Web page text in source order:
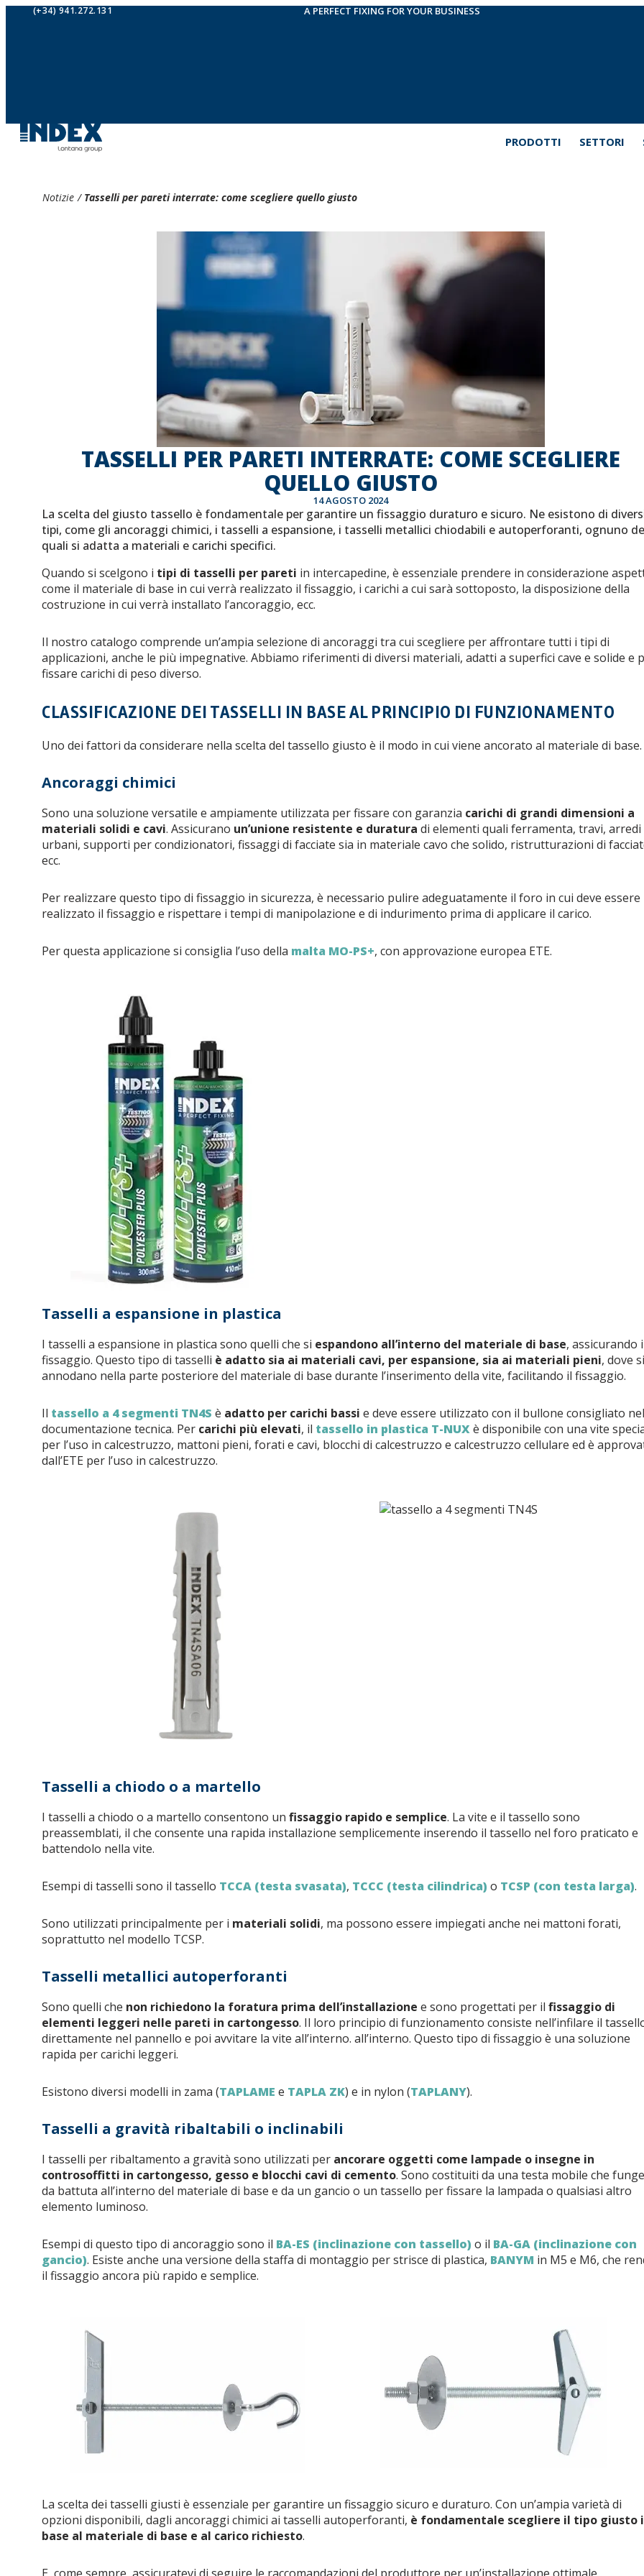
(+34) 941.272.131 A PERFECT FIXING FOR YOUR BUSINESS
PRODOTTI SETTORI
Notizie / Tasselli per pareti interrate: come scegliere quello giusto
TASSELLI PER PARETI INTERRATE: COME SCEGLIERE
QUELLO GIUSTO
14 AGOSTO 2024
La scelta del giusto tassello è fondamentale per garantire un fissaggio duraturo e sicuro. Ne esistono di
tipi, come gli ancoraggi chimici, i tasselli a espansione, i tasselli metallici chiodabili e autoperforanti, ognuno
quali si adatta a materiali e carichi specifici.
Quando si scelgono i tipi di tasselli per pareti in intercapedine, è essenziale prendere in considerazione
come il materiale di base in cui verrà realizzato il fissaggio, i carichi a cui sarà sottoposto, la disposizione della
costruzione in cui verrà installato l’ancoraggio, ecc.
Il nostro catalogo comprende un’ampia selezione di ancoraggi tra cui scegliere per affrontare tutti i tipi di
applicazioni, anche le più impegnative. Abbiamo riferimenti di diversi materiali, adatti a superfici cave e solide e
fissare carichi di peso diverso.
CLASSIFICAZIONE DEI TASSELLI IN BASE AL PRINCIPIO DI FUNZIONAMENTO
Uno dei fattori da considerare nella scelta del tassello giusto è il modo in cui viene ancorato al materiale di base.
Ancoraggi chimici
Sono una soluzione versatile e ampiamente utilizzata per fissare con garanzia carichi di grandi dimensioni a
materiali solidi e cavi. Assicurano un’unione resistente e duratura di elementi quali ferramenta, travi, arredi
urbani, supporti per condizionatori, fissaggi di facciate sia in materiale cavo che solido, ristrutturazioni di
ecc.
Per realizzare questo tipo di fissaggio in sicurezza, è necessario pulire adeguatamente il foro in cui deve essere
realizzato il fissaggio e rispettare i tempi di manipolazione e di indurimento prima di applicare il carico.
Per questa applicazione si consiglia l’uso della malta MO-PS+, con approvazione europea ETE.
Tasselli a espansione in plastica
I tasselli a espansione in plastica sono quelli che si espandono all’interno del materiale di base, assicurando
fissaggio. Questo tipo di tasselli è adatto sia ai materiali cavi, per espansione, sia ai materiali pieni, dove si
annodano nella parte posteriore del materiale di base durante l’inserimento della vite, facilitando il fissaggio.
Il tassello a 4 segmenti TN4S è adatto per carichi bassi e deve essere utilizzato con il bullone consigliato
documentazione tecnica. Per carichi più elevati, il tassello in plastica T-NUXè disponibile con una vite
per l’uso in calcestruzzo, mattoni pieni, forati e cavi, blocchi di calcestruzzo e calcestruzzo cellulare ed è
dall’ETE per l’uso in calcestruzzo.
Tasselli a chiodo o a martello
I tasselli a chiodo o a martello consentono un fissaggio rapido e semplice. La vite e il tassello sono
preassemblati, il che consente una rapida installazione semplicemente inserendo il tassello nel foro praticato e
battendolo nella vite.
Esempi di tasselli sono il tassello TCCA (testa svasata), TCCC (testa cilindrica) o TCSP (con testa larga).
Sono utilizzati principalmente per i materiali solidi, ma possono essere impiegati anche nei mattoni forati,
soprattutto nel modello TCSP.
Tasselli metallici autoperforanti
Sono quelli che non richiedono la foratura prima dell’installazione e sono progettati per il fissaggio di
elementi leggeri nelle pareti in cartongesso. Il loro principio di funzionamento consiste nell’infilare il
direttamente nel pannello e poi avvitare la vite all’interno. all’interno. Questo tipo di fissaggio è una soluzione
rapida per carichi leggeri.
Esistono diversi modelli in zama (TAPLAME e TAPLA ZK) e in nylon (TAPLANY).
Tasselli a gravità ribaltabili o inclinabili
I tasselli per ribaltamento a gravità sono utilizzati per ancorare oggetti come lampade o insegne in
controsoffitti in cartongesso, gesso e blocchi cavi di cemento. Sono costituiti da una testa mobile che funge
da battuta all’interno del materiale di base e da un gancio o un tassello per fissare la lampada o qualsiasi altro
elemento luminoso.
Esempi di questo tipo di ancoraggio sono il BA-ES (inclinazione con tassello) o il BA-GA (inclinazione con
gancio). Esiste anche una versione della staffa di montaggio per strisce di plastica, BANYM in M5 e M6, che
il fissaggio ancora più rapido e semplice.
La scelta dei tasselli giusti è essenziale per garantire un fissaggio sicuro e duraturo. Con un’ampia varietà di
opzioni disponibili, dagli ancoraggi chimici ai tasselli autoperforanti, è fondamentale scegliere il tipo giusto
base al materiale di base e al carico richiesto.